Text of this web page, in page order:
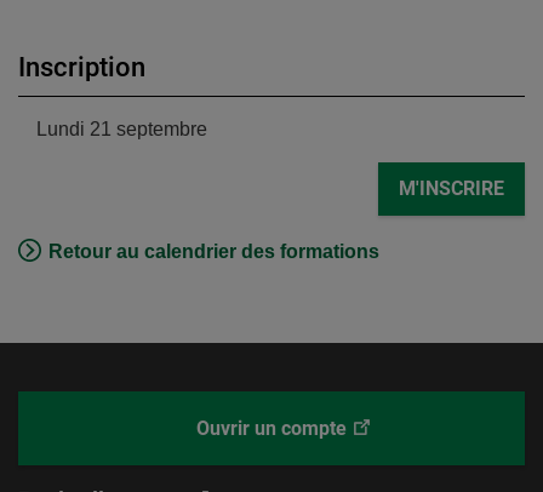
Inscription
Lundi 21 septembre
M'INSCRIRE
Retour au calendrier des formations
Ce
Ouvrir un compteDesjardins